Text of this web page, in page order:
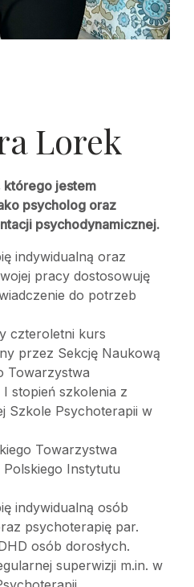
Lorek
którego jestem
psycholog oraz
psychodynamicznej.
indywidualną oraz
pracy dostosowuję
do potrzeb
czteroletni kurs
przez Sekcję Naukową
Towarzystwa
stopień szkolenia z
Szkole Psychoterapii w
Towarzystwa
Instytutu
indywidualną osób
psychoterapię par.
osób dorosłych.
superwizji m.in. w